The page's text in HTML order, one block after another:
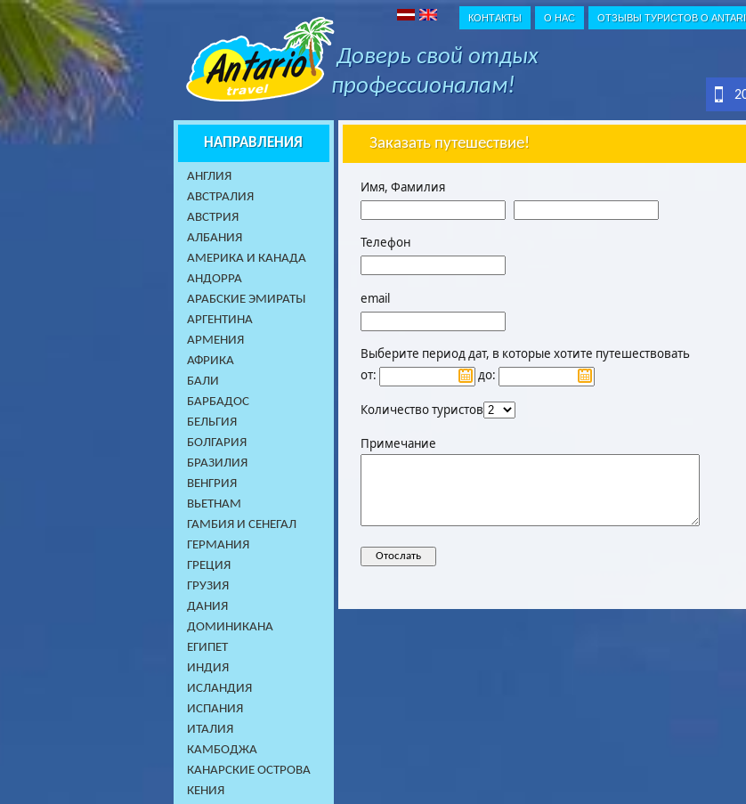
КОНТАКТЫ О НАС ОТЗЫВЫ ТУРИСТОВ О
Доверь свой отдых
профессионалам!
НАПРАВЛЕНИЯ
AНГЛИЯ
АВСТРАЛИЯ
АВСТРИЯ
АЛБАНИЯ
АМЕРИКА И КАНАДА
АНДОРРА
АРАБСКИЕ ЭМИРАТЫ
АРГЕНТИНА
АРМЕНИЯ
АФРИКА
БАЛИ
БАРБАДОС
БЕЛЬГИЯ
БОЛГАРИЯ
БРАЗИЛИЯ
ВЕНГРИЯ
ВЬЕТНАМ
ГАМБИЯ И СЕНЕГАЛ
ГЕРМАНИЯ
ГРЕЦИЯ
ГРУЗИЯ
ДАНИЯ
ДОМИНИКАНA
ЕГИПЕТ
ИНДИЯ
ИСЛАНДИЯ
ИСПАНИЯ
ИТАЛИЯ
КАМБОДЖA
КАНАРСКИЕ ОСТРОВА
КЕНИЯ
Заказать путешествие!
Имя, Фамилия
Телефон
email
Выберите период дат, в которые хотите путешествовать
от:
до:
Количество туристов
Примечание